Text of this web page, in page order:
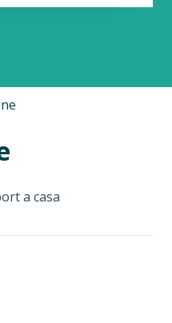
a casa